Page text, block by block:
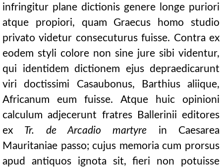
infringitur plane dictionis genere longe puriori
atque propiori, quam Graecus homo studio
privato videtur consecuturus fuisse. Contra ex
eodem styli colore non sine jure sibi videntur,
qui identidem dictionem ejus depraedicarunt
viri doctissimi Casaubonus, Barthius aliique,
Africanum eum fuisse. Atque huic opinioni
calculum adjecerunt fratres Ballerinii editores
ex Tr. de Arcadio martyre in Caesarea
Mauritaniae passo; cujus memoria cum prorsus
apud antiquos ignota sit, fieri non potuisse